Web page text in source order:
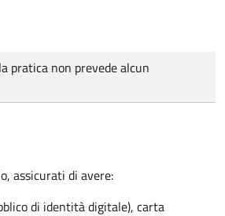
pratica non prevede alcun
assicurati di avere:
di identità digitale), carta